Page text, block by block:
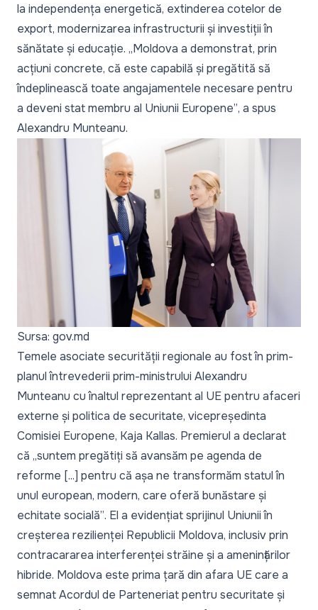
la independența energetică, extinderea cotelor de
export, modernizarea infrastructurii și investiții în
sănătate și educație. „Moldova a demonstrat, prin
acțiuni concrete, că este capabilă și pregătită să
îndeplinească toate angajamentele necesare pentru
a deveni stat membru al Uniunii Europene”, a spus
Alexandru Munteanu.
Sursa: gov.md
Temele asociate securității regionale au fost în prim-
planul întrevederii prim-ministrului Alexandru
Munteanu cu înaltul reprezentant al UE pentru afaceri
externe și politica de securitate, vicepreședinta
Comisiei Europene, Kaja Kallas. Premierul a declarat
că „suntem pregătiți să avansăm pe agenda de
reforme [...] pentru că așa ne transformăm statul în
unul european, modern, care oferă bunăstare și
echitate socială”. El a evidențiat sprijinul Uniunii în
creșterea rezilienței Republicii Moldova, inclusiv prin
contracararea interferenței străine și a amenințărilor
hibride. Moldova este prima țară din afara UE care a
semnat Acordul de Parteneriat pentru securitate și